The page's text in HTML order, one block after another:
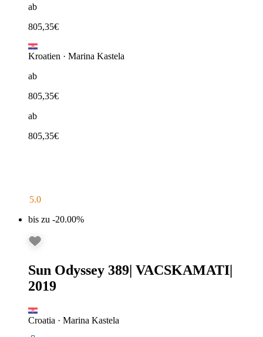
ab
805,35€
Kroatien · Marina Kastela
ab
805,35€
ab
805,35€
5.0
bis zu -20.00%
Sun Odyssey 389| VACSKAMATI|
2019
Croatia · Marina Kastela